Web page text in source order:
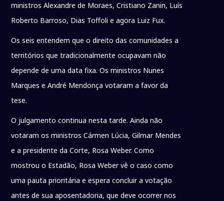
ministros Alexandre de Moraes, Cristiano Zanin, Luís
Roberto Barroso, Dias Toffoli e agora Luiz Fux.
Os seis entendem que o direito das comunidades a
territórios que tradicionalmente ocupavam não
depende de uma data fixa. Os ministros Nunes
Marques e André Mendonça votaram a favor da
tese.
O julgamento continua nesta tarde. Ainda não
votaram os ministros Cármen Lúcia, Gilmar Mendes
e a presidente da Corte, Rosa Weber. Como
mostrou o Estadão, Rosa Weber vê o caso como
uma pauta prioritária e espera concluir a votação
antes de sua aposentadoria, que deve ocorrer nos